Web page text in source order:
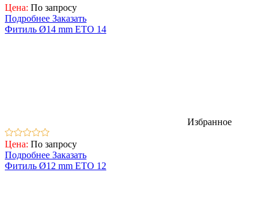
Цена: По запросу
Подробнее Заказать
Фитиль Ø14 mm ETO 14
Избранное
Цена: По запросу
Подробнее Заказать
Фитиль Ø12 mm ETO 12